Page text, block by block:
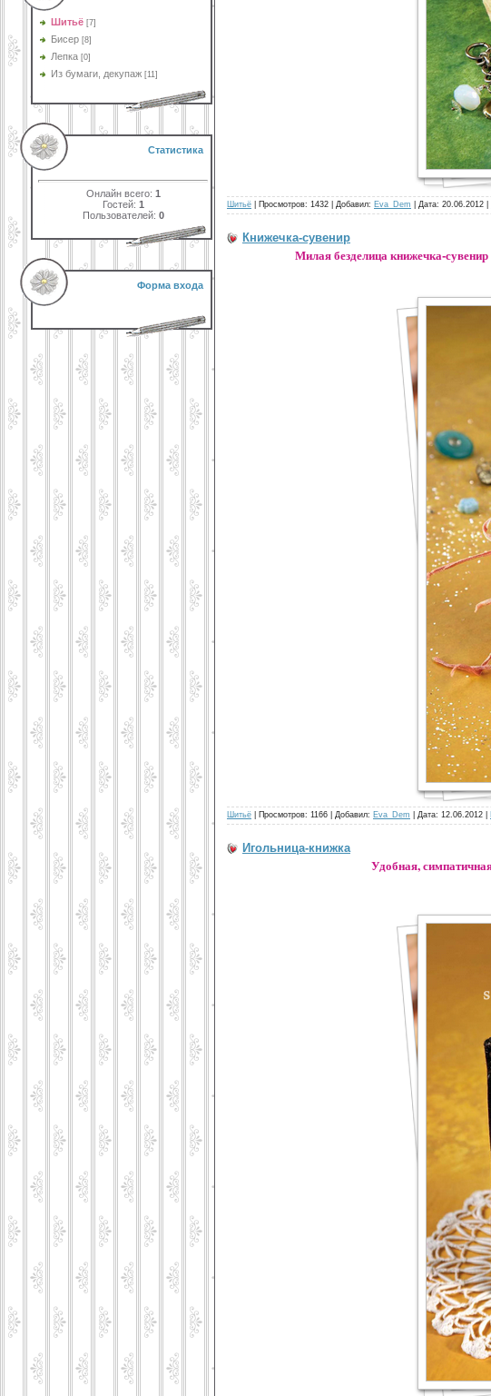
Шитьё [7]
Бисер [8]
Лепка [0]
Из бумаги, декупаж [11]
Статистика
Онлайн всего: 1
Гостей: 1
Пользователей: 0
Форма входа
Шитьё | Просмотров: 1432 | Добавил: Eva_Dem | Дата: 20.06.2012
Книжечка-сувенир
Милая безделица книжечка-
Шитьё | Просмотров: 1166 | Добавил: Eva_Dem | Дата: 12.06.2012
Игольница-книжка
Удобная,